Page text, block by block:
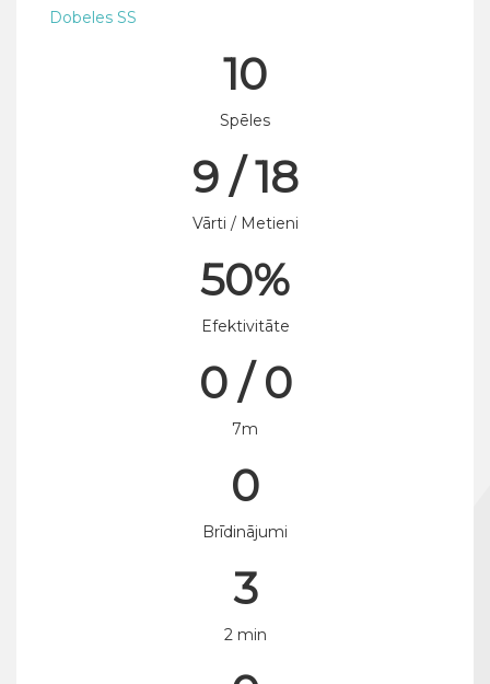
Dobeles SS
10
Spēles
9 / 18
Vārti / Metieni
50%
Efektivitāte
0 / 0
7m
0
Brīdinājumi
3
2 min